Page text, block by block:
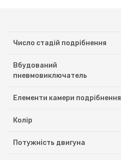
Число стадій подрібнення
Вбудований
пневмовиключатель
Елементи камери подрібнення
Колір
Потужність двигуна